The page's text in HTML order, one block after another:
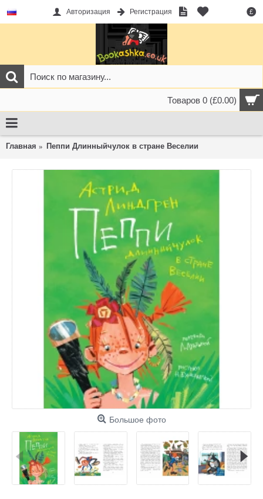
£
Авторизация Регистрация
Товаров 0 (£0.00)
Главная Пеппи Длинныйчулок в стране Веселии
Большое фото